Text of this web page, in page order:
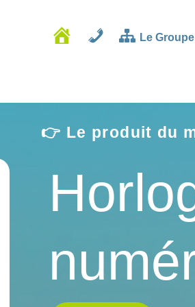
AccueilContact Le Groupe
👉 Le produit du